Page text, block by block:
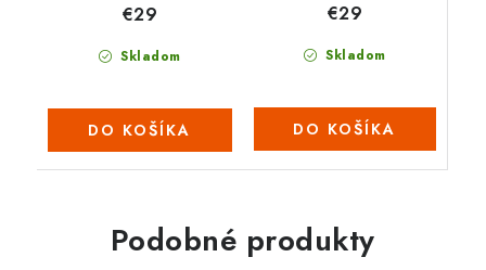
Skladom
€29
DO KOŠÍKA
Skladom
€29
DO KOŠÍKA
Podobné produkty